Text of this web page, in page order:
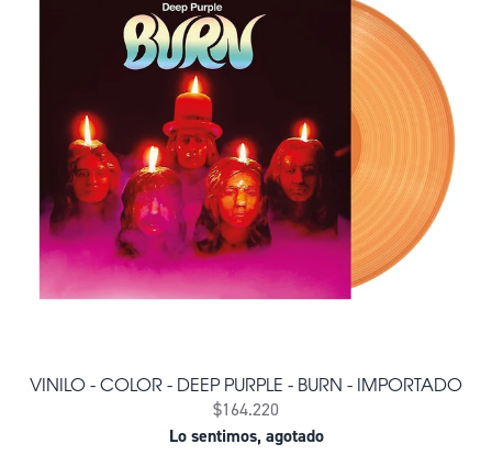
VINILO - COLOR - DEEP PURPLE - BURN - IMPORTADO
$164.220
Lo sentimos, agotado